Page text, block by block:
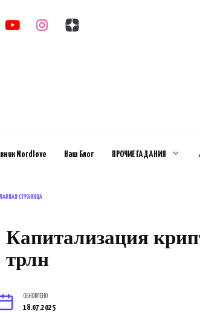
Nordlove Наш Блог ПРОЧИЕ ГАДАНИЯ
ГЛАВНАЯ СТРАНИЦА
Капитализация
трлн
ОБНОВЛЕНО
18.07.2025